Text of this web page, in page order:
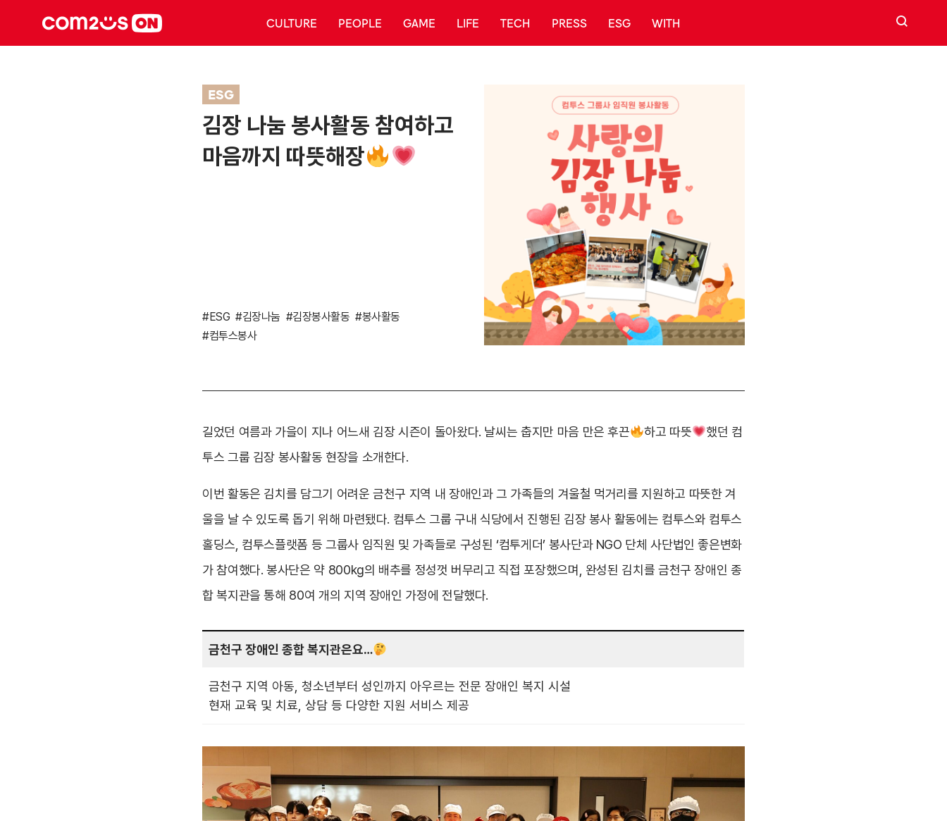
CULTURE PEOPLE GAME LIFE TECH PRESS ESG WITH 검색
ESG
김장 나눔 봉사활동 참여하고
마음까지 따뜻해장
#ESG #김장나눔 #김장봉사활동 #봉사활동
#컴투스봉사
길었던 여름과 가을이 지나 어느새 김장 시즌이 돌아왔다. 날씨는 춥지만 마음 만은 후끈 하고 따뜻
했던 컴
투스 그룹 김장 봉사활동 현장을 소개한다.
이번 활동은 김치를 담그기 어려운 금천구 지역 내 장애인과 그 가족들의 겨울철 먹거리를 지원하고 따뜻한 겨
울을 날 수 있도록 돕기 위해 마련됐다. 컴투스 그룹 구내 식당에서 진행된 김장 봉사 활동에는 컴투스와 컴투스
홀딩스, 컴투스플랫폼 등 그룹사 임직원 및 가족들로 구성된 ‘컴투게더’ 봉사단과 NGO 단체 사단법인 좋은변화
가 참여했다. 봉사단은 약 800kg의 배추를 정성껏 버무리고 직접 포장했으며, 완성된 김치를 금천구 장애인 종
합 복지관을 통해 80여 개의 지역 장애인 가정에 전달했다.
금천구 장애인 종합 복지관은요…
금천구 지역 아동, 청소년부터 성인까지 아우르는 전문 장애인 복지 시설
현재 교육 및 치료, 상담 등 다양한 지원 서비스 제공